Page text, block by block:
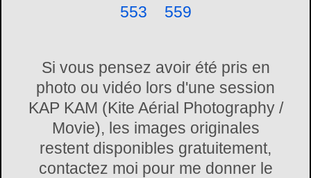
553
559
Si vous pensez avoir été pris en
photo ou vidéo lors d'une session
KAP KAM (Kite Aérial Photography /
Movie), les images originales
restent disponibles gratuitement,
contactez moi pour me donner le